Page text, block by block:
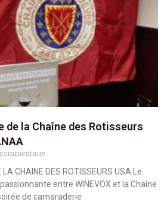
de la Chaîne des Rotisseurs
LA CHAINE DES ROTISSEURS USA Le
entre WINEVOX et la Chaîne
de camaraderie